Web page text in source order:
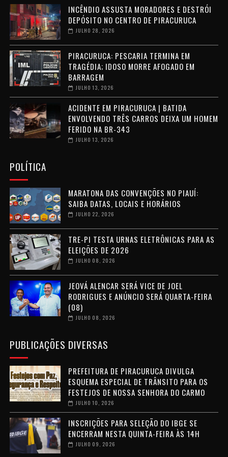
INCÊNDIO ASSUSTA MORADORES E DESTRÓI
DEPÓSITO NO CENTRO DE PIRACURUCA
JULHO 28, 2026
PIRACURUCA: PESCARIA TERMINA EM
TRAGÉDIA; IDOSO MORRE AFOGADO EM
BARRAGEM
JULHO 13, 2026
ACIDENTE EM PIRACURUCA | BATIDA
ENVOLVENDO TRÊS CARROS DEIXA UM HOMEM
FERIDO NA BR-343
JULHO 13, 2026
POLÍTICA
MARATONA DAS CONVENÇÕES NO PIAUÍ:
SAIBA DATAS, LOCAIS E HORÁRIOS
JULHO 22, 2026
TRE-PI TESTA URNAS ELETRÔNICAS PARA AS
ELEIÇÕES DE 2026
JULHO 08, 2026
JEOVÁ ALENCAR SERÁ VICE DE JOEL
RODRIGUES E ANÚNCIO SERÁ QUARTA-FEIRA
(08)
JULHO 08, 2026
PUBLICAÇÕES DIVERSAS
PREFEITURA DE PIRACURUCA DIVULGA
ESQUEMA ESPECIAL DE TRÂNSITO PARA OS
FESTEJOS DE NOSSA SENHORA DO CARMO
JULHO 10, 2026
INSCRIÇÕES PARA SELEÇÃO DO IBGE SE
ENCERRAM NESTA QUINTA-FEIRA ÀS 14H
JULHO 09, 2026